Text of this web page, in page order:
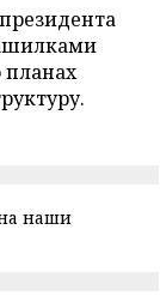
планах
наши